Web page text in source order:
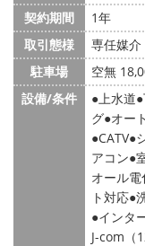
契約期間
1年
取引態様
専任媒介
駐車場
空無
設備/条件
上水道
グ オー
CATV
アコン
オール電
ト対応
インタ
J-com（